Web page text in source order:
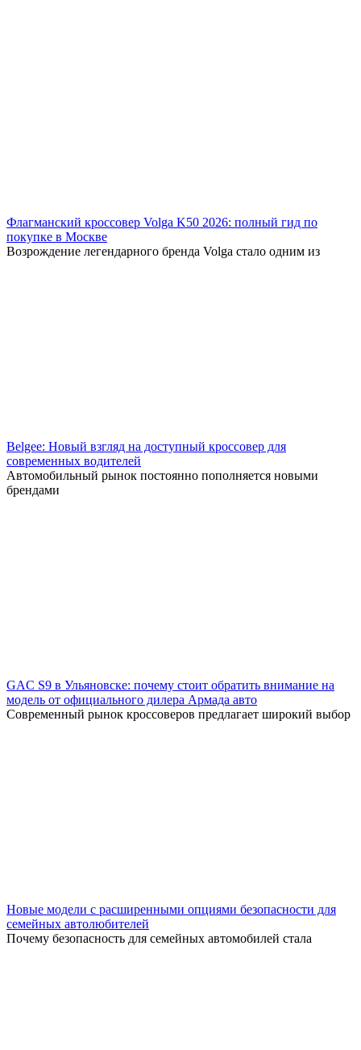
Флагманский кроссовер Volga K50 2026: полный гид по
покупке в Москве
Возрождение легендарного бренда Volga стало одним из
Belgee: Новый взгляд на доступный кроссовер для
современных водителей
Автомобильный рынок постоянно пополняется новыми
брендами
GAC S9 в Ульяновске: почему стоит обратить внимание на
модель от официального дилера Армада авто
Современный рынок кроссоверов предлагает широкий выбор
Новые модели с расширенными опциями безопасности для
семейных автолюбителей
Почему безопасность для семейных автомобилей стала